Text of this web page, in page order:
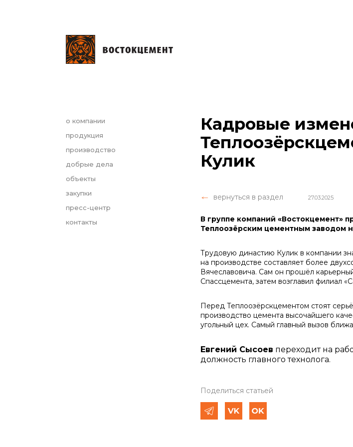
о компании
продукция
производство
добрые дела
объекты
закупки
пресс-центр
контакты
Кадровые
Кулик
вернуться в раздел 27.03.2025
В группе компаний «Востокцемент»
Теплоозёрским цементным заводом
Трудовую династию Кулик в компании
на производстве составляет более
Вячеславовича. Сам он прошёл
Спассцемента, затем возглавил филиал
Перед Теплоозёрскцементом стоят
производство цемента высочайшего
угольный цех. Самый главный вызов
Евгений Сысоев переходит на
должность главного технолога.
Поделиться статьей